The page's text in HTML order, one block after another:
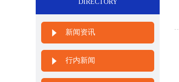
DIRECTORY
新闻资讯
行内新闻